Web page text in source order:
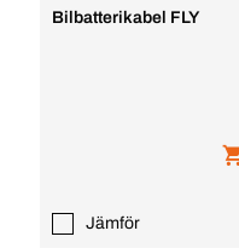
Bilbatterikabel FLY
Jämför